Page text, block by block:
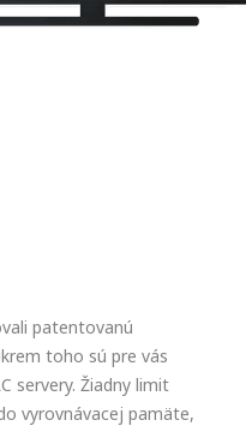
patentovanú
toho sú pre vás
servery. Žiadny limit
vyrovnávacej pamäte,